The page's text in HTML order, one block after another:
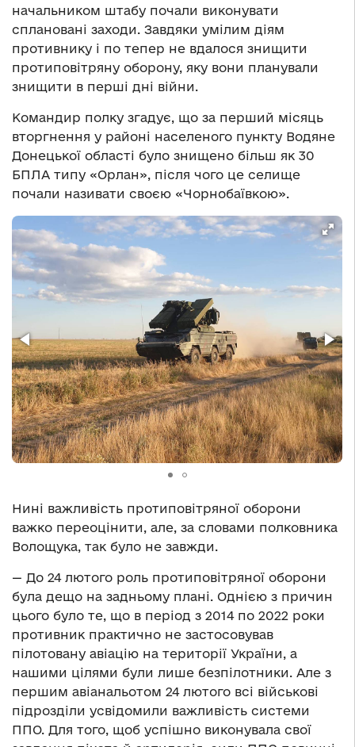
начальником штабу почали виконувати
сплановані заходи. Завдяки умілим діям
противнику і по тепер не вдалося знищити
протиповітряну оборону, яку вони планували
знищити в перші дні війни.
Командир полку згадує, що за перший місяць
вторгнення у районі населеного пункту Водяне
Донецької області було знищено більш як 30
БПЛА типу «Орлан», після чого це селище
почали називати своєю «Чорнобаївкою».
Нині важливість протиповітряної оборони
важко переоцінити, але, за словами полковника
Волощука, так було не завжди.
— До 24 лютого роль протиповітряної оборони
була дещо на задньому плані. Однією з причин
цього було те, що в період з 2014 по 2022 роки
противник практично не застосовував
пілотовану авіацію на території України, а
нашими цілями були лише безпілотники. Але з
першим авіанальотом 24 лютого всі військові
підрозділи усвідомили важливість системи
ППО. Для того, щоб успішно виконувала свої